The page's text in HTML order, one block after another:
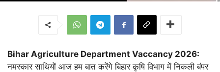
Bihar Agriculture Department Vaccancy 2026:
नमस्कार साथियों आज हम बात करेंगे बिहार कृषि विभाग में निकली बंपर